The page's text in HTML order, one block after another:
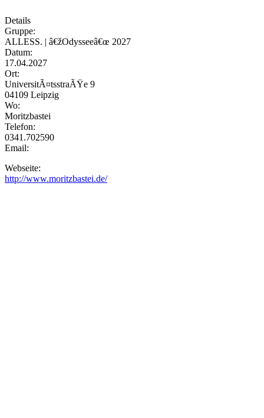
Details
Gruppe:
ALLESS. | â€žOdysseeâ€œ 2027
Datum:
17.04.2027
Ort:
UniversitÃ¤tsstraÃŸe 9
04109 Leipzig
Wo:
Moritzbastei
Telefon:
0341.702590
Email:
Webseite:
http://www.moritzbastei.de/